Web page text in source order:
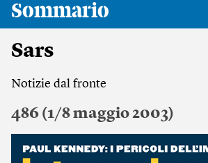
Sommario
Sars
Notizie dal fronte
486 (1/8 maggio 2003)